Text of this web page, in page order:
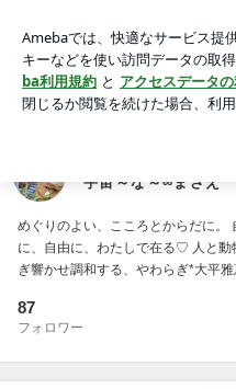
～∞まさえの画像
アプリをダウンロードして ブ
ょう。
宇宙～な～∞まさえ
めぐりのよい、こころとからだに。
に、自由に、わたしで在る♡ 人と動
ぎ響かせ調和する、やわらぎ*大平
87
フォロワー